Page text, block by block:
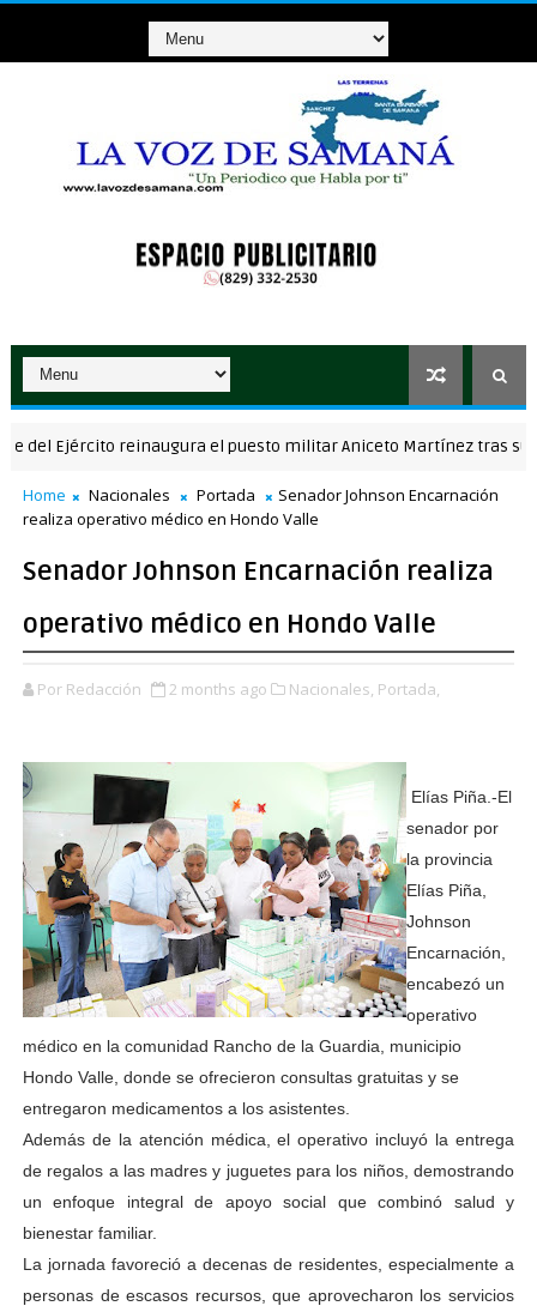
Ejército reinaugura el puesto militar Aniceto Martínez tras su
Home Nacionales Portada
Senador Johnson Encarnación
realiza operativo médico en Hondo Valle
Senador Johnson Encarnación realiza
operativo médico en Hondo Valle
Por Redacción 2 months ago Nacionales, Portada,
Elías Piña.-El
senador por
la provincia
Elías Piña,
Johnson
Encarnación,
encabezó un
operativo
médico en la comunidad Rancho de la Guardia, municipio
Hondo Valle, donde se ofrecieron consultas gratuitas y se
entregaron medicamentos a los asistentes.
Además de la atención médica, el operativo incluyó la entrega
de regalos a las madres y juguetes para los niños, demostrando
un enfoque integral de apoyo social que combinó salud y
bienestar familiar.
La jornada favoreció a decenas de residentes, especialmente a
personas de escasos recursos, que aprovecharon los servicios